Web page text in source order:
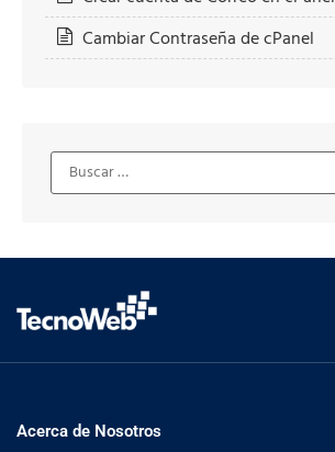
Cambiar Contraseña de cPanel
Acerca de Nosotros